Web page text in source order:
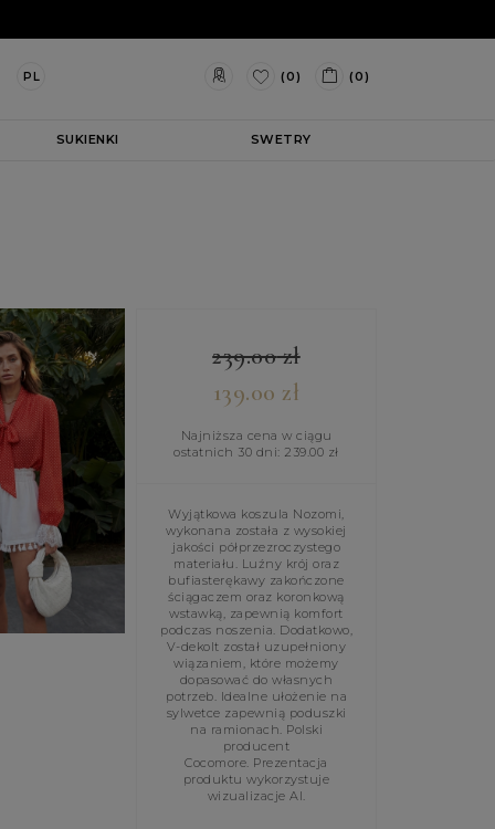
PL (0) (0)
SUKIENKI SWETRY
239.00zł
139.00 zł
Najniższa cena w ciągu
ostatnich 30 dni: 239.00 zł
Wyjątkowa koszula Nozomi,
wykonana została z wysokiej
jakości półprzezroczystego
materiału. Luźny krój oraz
bufiasterękawy zakończone
ściągaczem oraz koronkową
wstawką, zapewnią komfort
podczas noszenia. Dodatkowo,
V-dekolt został uzupełniony
wiązaniem, które możemy
dopasować do własnych
potrzeb. Idealne ułożenie na
sylwetce zapewnią poduszki
na ramionach. Polski
producent
Cocomore. Prezentacja
produktu wykorzystuje
wizualizacje AI.